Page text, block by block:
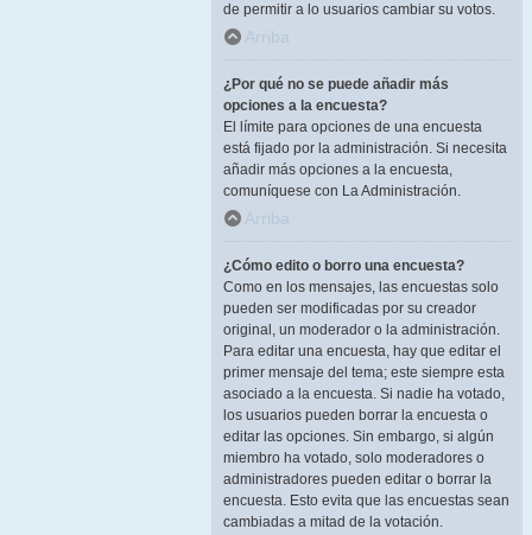
de permitir a lo usuarios cambiar su votos.
Arriba
¿Por qué no se puede añadir más
opciones a la encuesta?
El límite para opciones de una encuesta
está fijado por la administración. Si necesita
añadir más opciones a la encuesta,
comuníquese con La Administración.
Arriba
¿Cómo edito o borro una encuesta?
Como en los mensajes, las encuestas solo
pueden ser modificadas por su creador
original, un moderador o la administración.
Para editar una encuesta, hay que editar el
primer mensaje del tema; este siempre esta
asociado a la encuesta. Si nadie ha votado,
los usuarios pueden borrar la encuesta o
editar las opciones. Sin embargo, si algún
miembro ha votado, solo moderadores o
administradores pueden editar o borrar la
encuesta. Esto evita que las encuestas sean
cambiadas a mitad de la votación.